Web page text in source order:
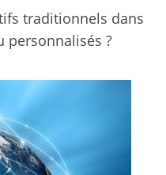
traditionnels dans
personnalisés ?